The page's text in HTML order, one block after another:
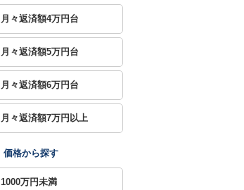
月々返済額4万円台
月々返済額5万円台
月々返済額6万円台
月々返済額7万円以上
価格から探す
1000万円未満